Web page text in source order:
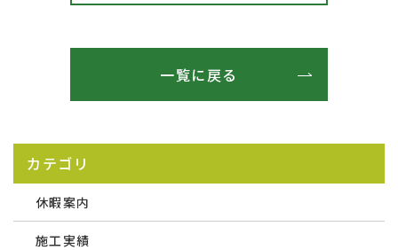
一覧に戻る
カテゴリ
休暇案内
施工実績